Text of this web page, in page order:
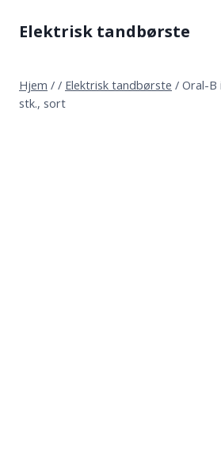
Elektrisk tandbørste
Hjem / / Elektrisk tandbørste / Oral-B
stk., sort